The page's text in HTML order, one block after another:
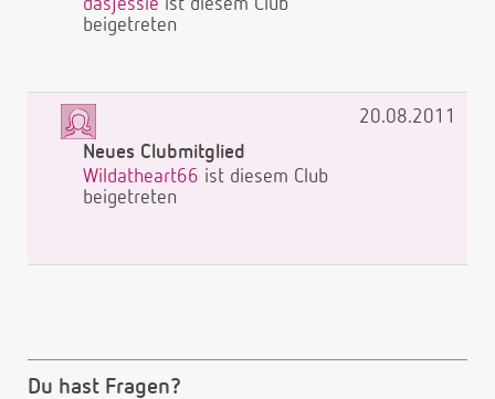
dasjessie ist diesem Club
beigetreten
Neues Clubmitglied
Wildatheart66 ist diesem Club
beigetreten
20.08.2011
Du hast Fragen?